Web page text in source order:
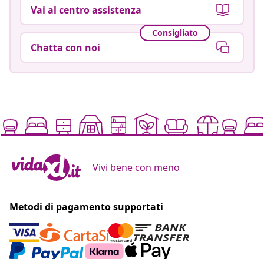
Vai al centro assistenza
Consigliato
Chatta con noi
Vivi bene con meno
Metodi di pagamento supportati